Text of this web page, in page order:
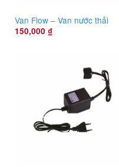
Van Flow – Van nước thải
150,000 ₫